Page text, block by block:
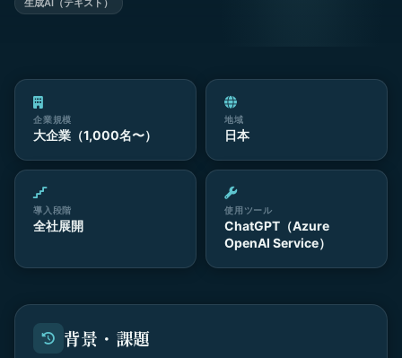
生成AI（テキスト）
企業規模
大企業（1,000名〜）
地域
日本
導入段階
全社展開
使用ツール
ChatGPT（Azure
OpenAI Service）
背景・課題